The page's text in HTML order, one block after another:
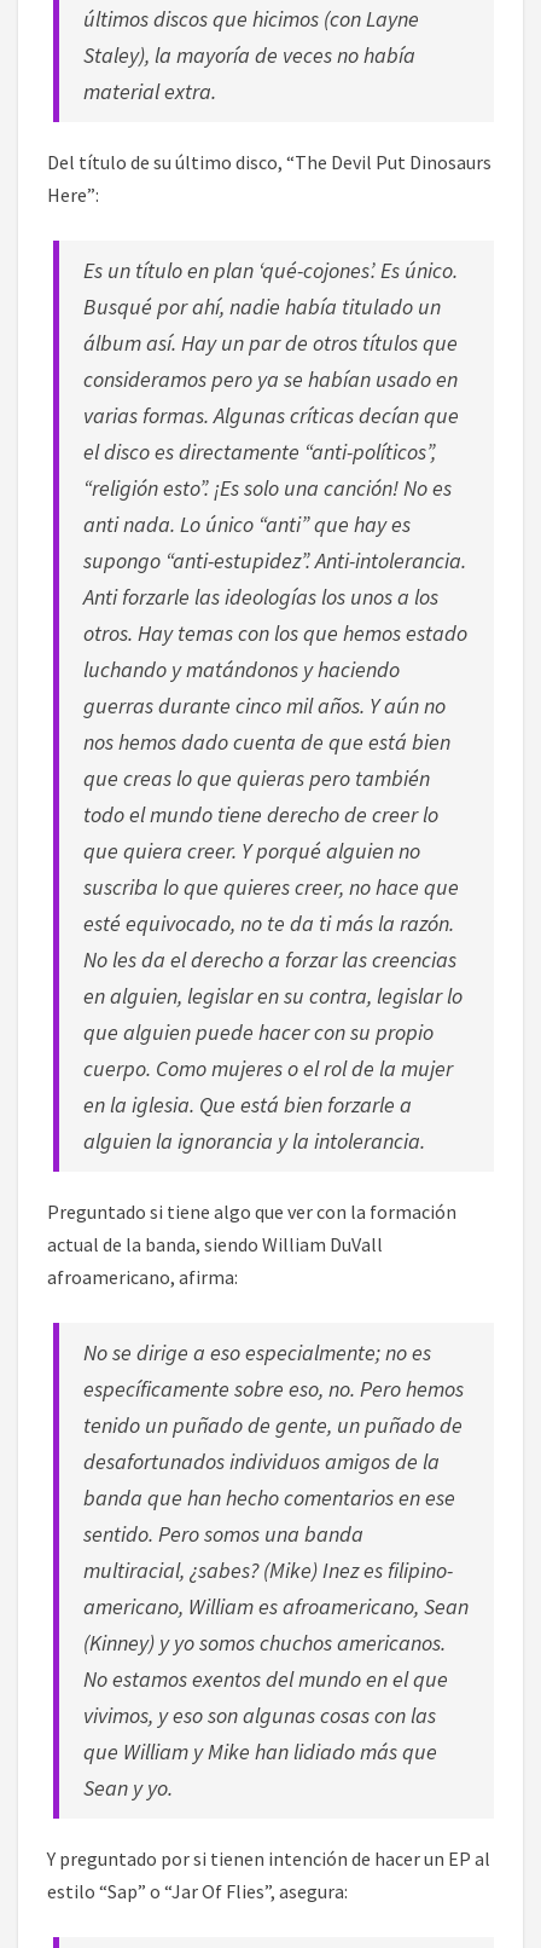
últimos discos que hicimos (con Layne
Staley), la mayoría de veces no había
material extra.
Del título de su último disco, “The Devil Put Dinosaurs
Here”:
Es un título en plan ‘qué-cojones’. Es único.
Busqué por ahí, nadie había titulado un
álbum así. Hay un par de otros títulos que
consideramos pero ya se habían usado en
varias formas. Algunas críticas decían que
el disco es directamente “anti-políticos”,
“religión esto”. ¡Es solo una canción! No es
anti nada. Lo único “anti” que hay es
supongo “anti-estupidez”. Anti-intolerancia.
Anti forzarle las ideologías los unos a los
otros. Hay temas con los que hemos estado
luchando y matándonos y haciendo
guerras durante cinco mil años. Y aún no
nos hemos dado cuenta de que está bien
que creas lo que quieras pero también
todo el mundo tiene derecho de creer lo
que quiera creer. Y porqué alguien no
suscriba lo que quieres creer, no hace que
esté equivocado, no te da ti más la razón.
No les da el derecho a forzar las creencias
en alguien, legislar en su contra, legislar lo
que alguien puede hacer con su propio
cuerpo. Como mujeres o el rol de la mujer
en la iglesia. Que está bien forzarle a
alguien la ignorancia y la intolerancia.
Preguntado si tiene algo que ver con la formación
actual de la banda, siendo William DuVall
afroamericano, afirma:
No se dirige a eso especialmente; no es
específicamente sobre eso, no. Pero hemos
tenido un puñado de gente, un puñado de
desafortunados individuos amigos de la
banda que han hecho comentarios en ese
sentido. Pero somos una banda
multiracial, ¿sabes? (Mike) Inez es filipino-
americano, William es afroamericano, Sean
(Kinney) y yo somos chuchos americanos.
No estamos exentos del mundo en el que
vivimos, y eso son algunas cosas con las
que William y Mike han lidiado más que
Sean y yo.
Y preguntado por si tienen intención de hacer un EP al
estilo “Sap” o “Jar Of Flies”, asegura: